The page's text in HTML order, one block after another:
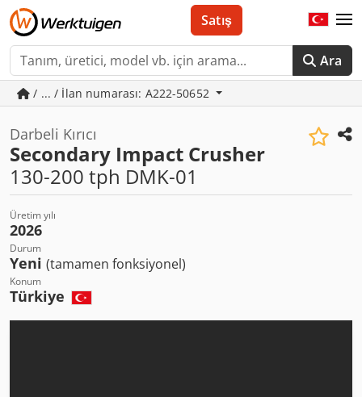
Ara
Satış
/ ... / İlan numarası: A222-50652
Darbeli Kırıcı
Secondary Impact Crusher
130-200 tph DMK-01
Üretim yılı
2026
Durum
Yeni (tamamen fonksiyonel)
Konum
Türkiye